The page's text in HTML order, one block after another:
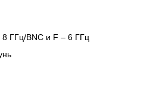
ГГц/BNC и F – 6 ГГц